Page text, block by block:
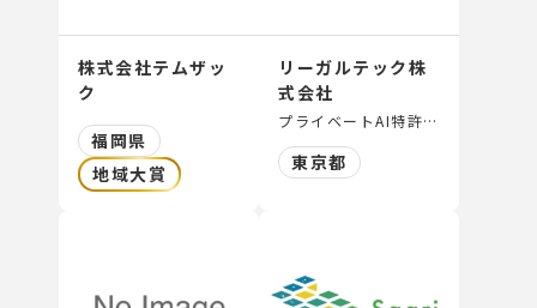
株式会社テムザッ
ク
福岡県
地域大賞
リーガルテック株
式会社
プライベートAI特許「MyTokkyo.Ai」の提供、知財ポータル「Tokkyo.Ai」の運営、知財マーケットプレイス「IPマーケットプレイス」の運営、オープンイノベーション「Innovationマーケットプレイス」の運営、リーガルテックVDRの提供、知財契約CLM「keiyaku.ai」の提供、オンライン商標サービスの運営、知財判例訴訟検索「LegalSearch」の提供
東京都